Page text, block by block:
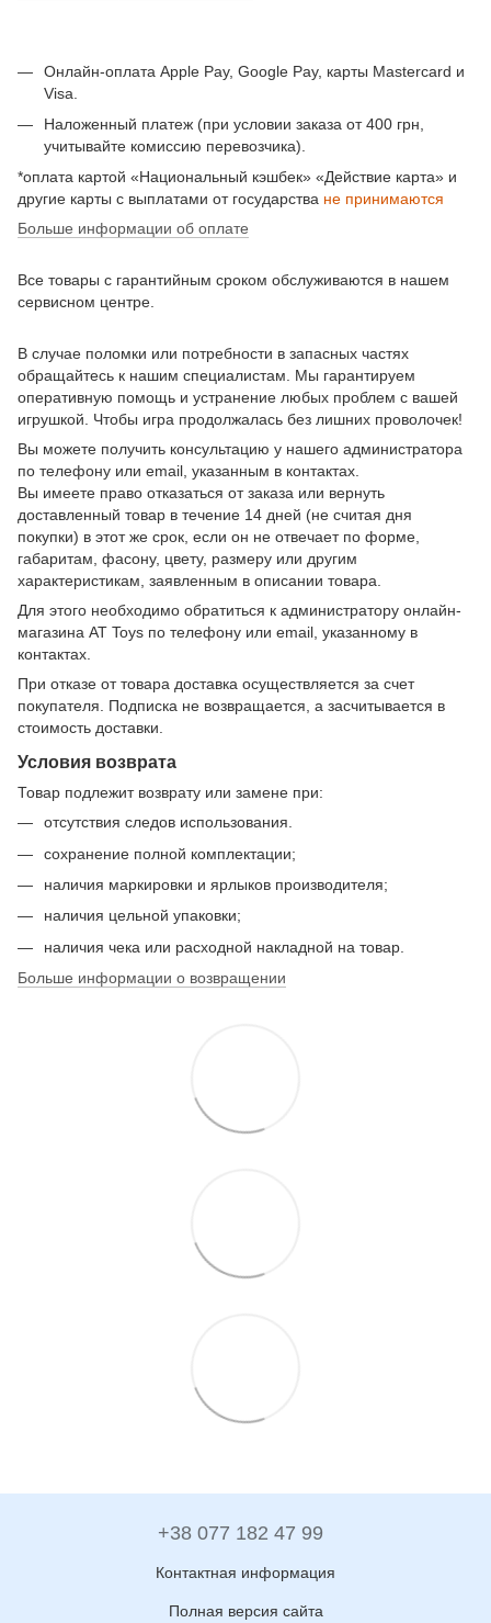
Онлайн-оплата Apple Pay, Google Pay, карты Mastercard и
Visa.
Наложенный платеж (при условии заказа от 400 грн,
учитывайте комиссию перевозчика).
*оплата картой «Национальный кэшбек» «Действие карта» и
другие карты с выплатами от государства не принимаются
Больше информации об оплате
Все товары с гарантийным сроком обслуживаются в нашем
сервисном центре.
В случае поломки или потребности в запасных частях
обращайтесь к нашим специалистам. Мы гарантируем
оперативную помощь и устранение любых проблем с вашей
игрушкой. Чтобы игра продолжалась без лишних проволочек!
Вы можете получить консультацию у нашего администратора
по телефону или email, указанным в контактах.
Вы имеете право отказаться от заказа или вернуть
доставленный товар в течение 14 дней (не считая дня
покупки) в этот же срок, если он не отвечает по форме,
габаритам, фасону, цвету, размеру или другим
характеристикам, заявленным в описании товара.
Для этого необходимо обратиться к администратору онлайн-
магазина AT Toys по телефону или email, указанному в
контактах.
При отказе от товара доставка осуществляется за счет
покупателя. Подписка не возвращается, а засчитывается в
стоимость доставки.
Условия возврата
Товар подлежит возврату или замене при:
отсутствия следов использования.
сохранение полной комплектации;
наличия маркировки и ярлыков производителя;
наличия цельной упаковки;
наличия чека или расходной накладной на товар.
Больше информации о возвращении
+38 077 182 47 99
Контактная информация
Полная версия сайта